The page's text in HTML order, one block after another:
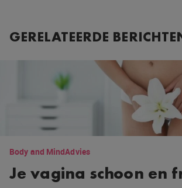
GERELATEERDE
Body and MindAdvies
Je vagina schoon en